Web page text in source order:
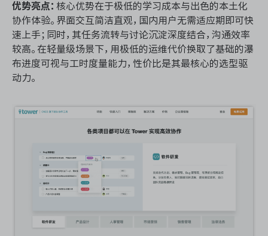
优势亮点： 核心优势在于极低的学习成本与出色的本土化
协作体验。界面交互简洁直观，国内用户无需适应期即可快
速上手；同时，其任务流转与讨论沉淀深度结合，沟通效率
较高。在轻量级场景下，用极低的运维代价换取了基础的瀑
布进度可视与工时度量能力，性价比是其最核心的选型驱
动力。